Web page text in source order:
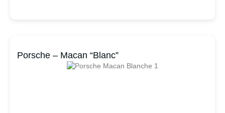
Porsche – Macan “Blanc”